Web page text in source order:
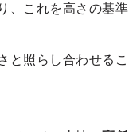
、これを高さの基準
と照らし合わせるこ